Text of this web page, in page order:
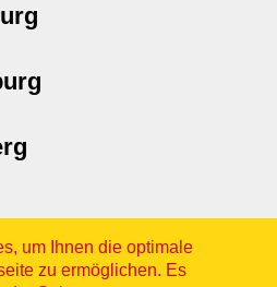
um Ihnen die optimale
zu ermöglichen. Es